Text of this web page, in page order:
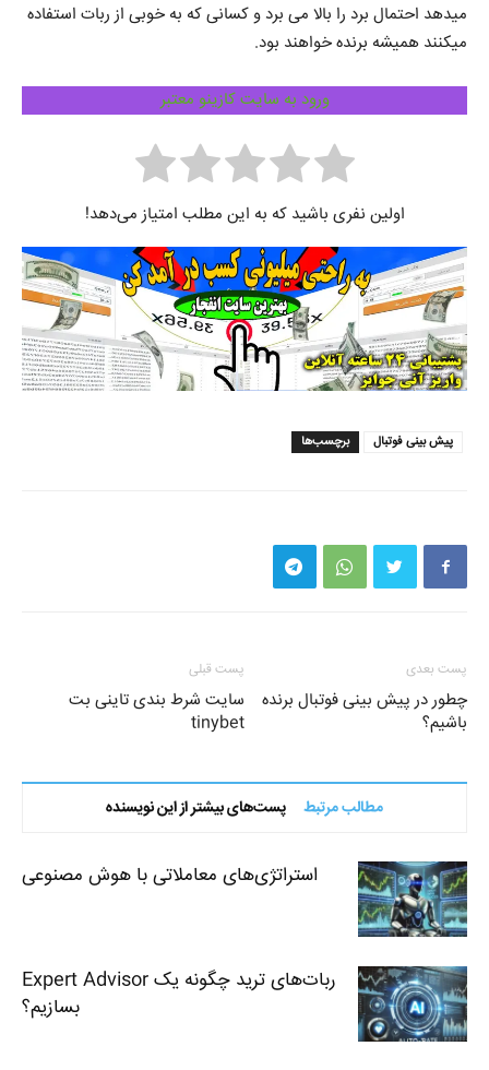
میدهد احتمال برد را بالا می برد و کسانی که به خوبی از ربات استفاده
میکنند همیشه برنده خواهند بود.
ورود به سایت کازینو معتبر
اولین نفری باشید که به این مطلب امتیاز می‌دهد!
برچسب‌ها پیش بینی فوتبال
پست قبلی
سایت شرط بندی تاینی بت
tinybet
پست بعدی
چطور در پیش بینی فوتبال برنده
باشیم؟
مطالب مرتبط پست‌های بیشتر از این نویسنده
استراتژی‌های معاملاتی با هوش مصنوعی
ربات‌های ترید چگونه یک Expert Advisor
بسازیم؟